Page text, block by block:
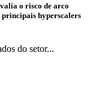
o risco de arco
principais hyperscalers
do setor...